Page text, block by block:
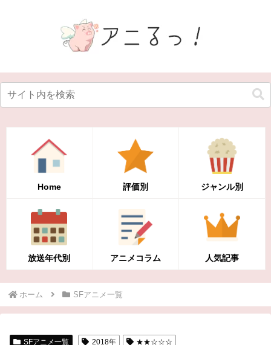
Home 評価別 ジャンル別
放送年代別 アニメコラム 人気記事
ホーム SFアニメ一覧
SFアニメ一覧 2018年 ★★☆☆☆